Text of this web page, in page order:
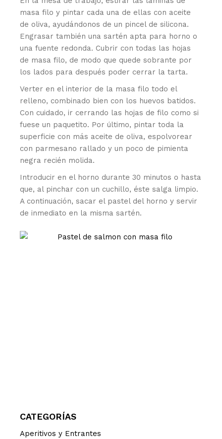
masa filo y pintar cada una de ellas con aceite
de oliva, ayudándonos de un pincel de silicona.
Engrasar también una sartén apta para horno o
una fuente redonda. Cubrir con todas las hojas
de masa filo, de modo que quede sobrante por
los lados para después poder cerrar la tarta.
Verter en el interior de la masa filo todo el
relleno, combinado bien con los huevos batidos.
Con cuidado, ir cerrando las hojas de filo como si
fuese un paquetito. Por último, pintar toda la
superficie con más aceite de oliva, espolvorear
con parmesano rallado y un poco de pimienta
negra recién molida.
Introducir en el horno durante 30 minutos o hasta
que, al pinchar con un cuchillo, éste salga limpio.
A continuación, sacar el pastel del horno y servir
de inmediato en la misma sartén.
CATEGORÍAS
Aperitivos y Entrantes